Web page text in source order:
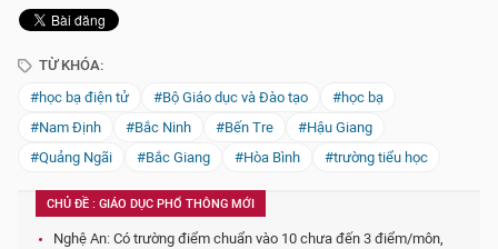
TỪ KHÓA:
#học bạ điện tử
#Bộ Giáo dục và Đào tạo
#học bạ
#Nam Định
#Bắc Ninh #Bến Tre
#Hậu Giang
#Quảng Ngãi
#Bắc Giang #Hòa Bình #trường tiểu học
CHỦ ĐỀ : GIÁO DỤC PHỔ THÔNG MỚI
Nghệ An: Có trường điểm chuẩn vào 10 chưa đến 3 điểm/môn,